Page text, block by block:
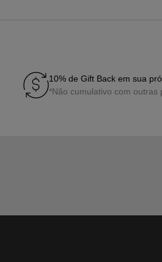
10% de Gift Back em sua
*Não cumulativo com outras